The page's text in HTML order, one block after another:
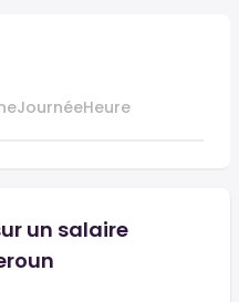
JournéeHeure
un salaire